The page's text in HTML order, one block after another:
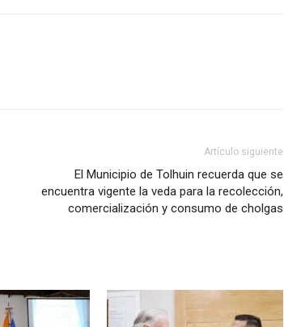
Artículo siguiente
El Municipio de Tolhuin recuerda que se
encuentra vigente la veda para la recolección,
comercialización y consumo de cholgas